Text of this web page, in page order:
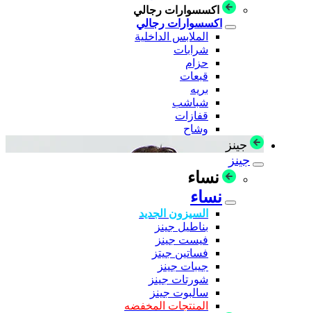
اكسسوارات رجالي
اكسسوارات رجالي
الملابس الداخلية
شرابات
حزام
قبعات
بريه
شباشب
قفازات
وشاح
جينز
جينز
نساء
نساء
السيزون الجديد
بناطيل جينز
فيست جينز
فساتين جيتز
جيبات جينز
شورتات جينز
سالبوت جينز
المنتجات المخفضه